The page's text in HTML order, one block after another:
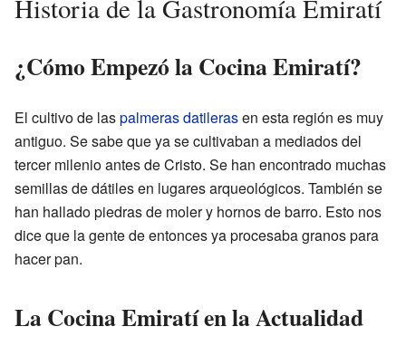
Historia de la Gastronomía Emiratí
¿Cómo Empezó la Cocina Emiratí?
El cultivo de laspalmeras datilerasen esta región es muy
antiguo. Se sabe que ya se cultivaban a mediados del
tercer milenio antes de Cristo. Se han encontrado muchas
semillas de dátiles en lugares arqueológicos. También se
han hallado piedras de moler y hornos de barro. Esto nos
dice que la gente de entonces ya procesaba granos para
hacer pan.
La Cocina Emiratí en la Actualidad